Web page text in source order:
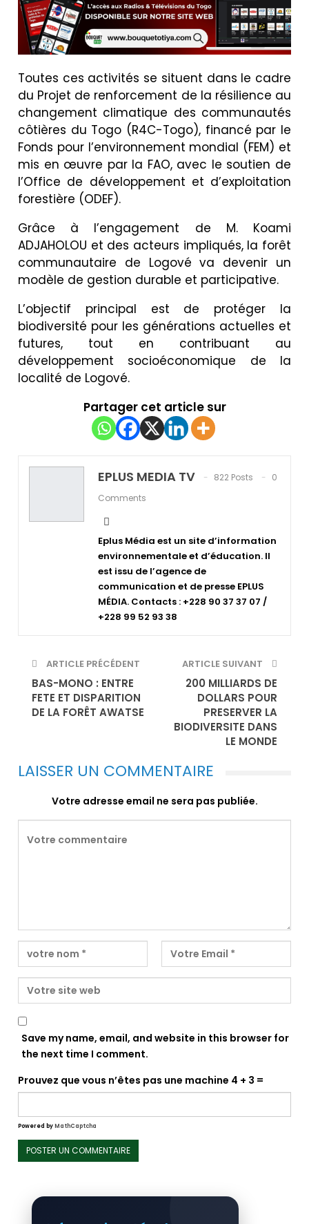
Toutes ces activités se situent dans le cadre
du Projet de renforcement de la résilience au
changement climatique des communautés
côtières du Togo (R4C-Togo), financé par le
Fonds pour l’environnement mondial (FEM) et
mis en œuvre par la FAO, avec le soutien de
l’Office de développement et d’exploitation
forestière (ODEF).
Grâce à l’engagement de M. Koami
ADJAHOLOU et des acteurs impliqués, la forêt
communautaire de Logové va devenir un
modèle de gestion durable et participative.
L’objectif principal est de protéger la
biodiversité pour les générations actuelles et
futures, tout en contribuant au
développement socioéconomique de la
localité de Logové.
Partager cet article sur
EPLUS MEDIA TV 822 Posts
0
Comments
Eplus Média est un site d’information
environnementale et d’éducation. Il
est issu de l’agence de
communication et de presse EPLUS
MÉDIA. Contacts : +228 90 37 37 07 /
+228 99 52 93 38
ARTICLE PRÉCÉDENT
BAS-MONO : ENTRE
FETE ET DISPARITION
DE LA FORÊT AWATSE
ARTICLE SUIVANT
200 MILLIARDS DE
DOLLARS POUR
PRESERVER LA
BIODIVERSITE DANS
LE MONDE
LAISSER UN COMMENTAIRE
Votre adresse email ne sera pas publiée.
Save my name, email, and website in this browser for
the next time I comment.
Prouvez que vous n’êtes pas une machine 4 + 3 =
Powered byMathCaptcha